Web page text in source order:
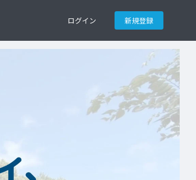
ログイン 新規登録